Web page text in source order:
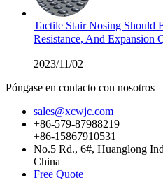
Tactile Stair Nosing Should
Resistance, And Expansion
2023/11/02
Póngase en contacto con nosotros
sales@xcwjc.com
+86-579-87988219
+86-15867910531
No.5 Rd., 6#, Huanglong
China
Free Quote